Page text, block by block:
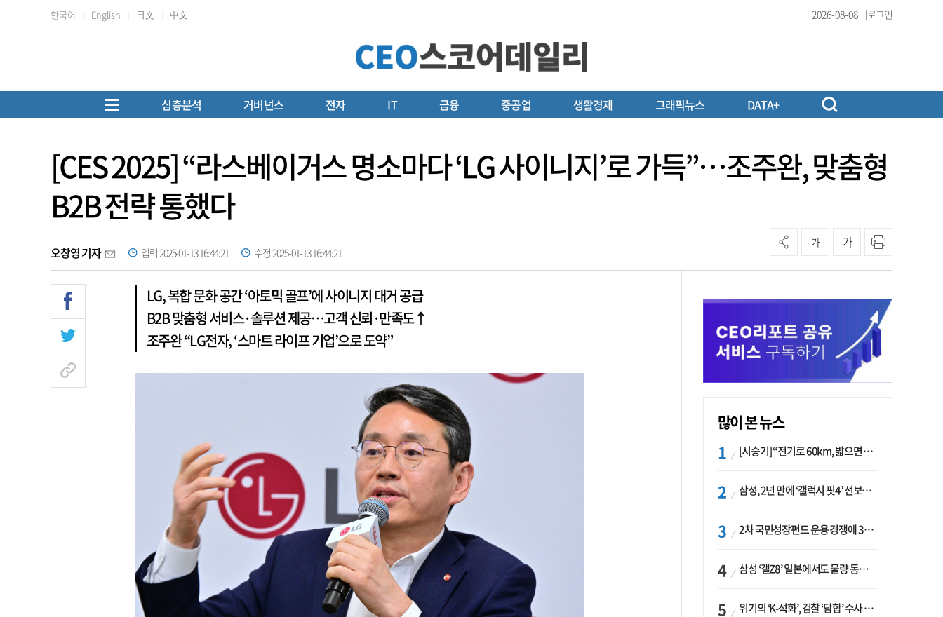
한국어 English 日文 中文 2026-08-08 로그인
심층분석 거버넌스 전자 IT 금융 중공업 생활경제 그래픽뉴스 DATA+
[CES 2025] “라스베이거스 명소마다 ‘LG 사이니지’로 가득”…조주완, 맞춤형
B2B 전략 통했다
오창영 기자 입력 2025-01-13 16:44:21 수정 2025-01-13 16:44:21
가 가
LG, 복합 문화 공간 ‘아토믹 골프’에 사이니지 대거 공급
B2B 맞춤형 서비스·솔루션 제공…고객 신뢰·만족도↑
조주완 “LG전자, ‘스마트 라이프 기업’으로 도약”
많이 본 뉴스
[시승기] “전기로 60km, 밟으면 462마력”…볼보 XC60 T8의 두 얼굴
삼성, 2년 만에 ‘갤럭시 핏4’ 선보이나…웨어러블 생태계 확장 ‘시동’
2차 국민성장펀드 운용 경쟁에 33개사 몰렸다…신한·하나 등 새 얼굴 대거 합류
삼성 ‘갤Z8’ 일본에서도 물량 동났다…애플 참전 앞두고 선두 수성 ‘시험대’
위기의 ‘K-석화’, 검찰 ‘담합’ 수사 착수…“LG·한화·롯데 등 7개 업체, 8개 제품 가격 담합”